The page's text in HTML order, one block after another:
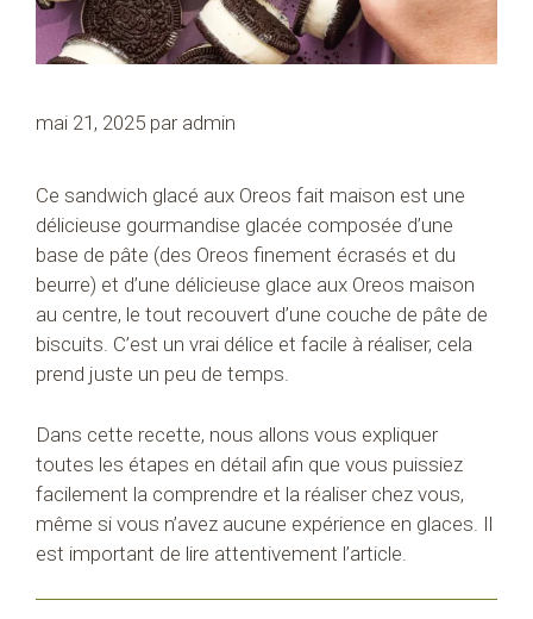
mai 21, 2025 par admin
Ce sandwich glacé aux Oreos fait maison est une
délicieuse gourmandise glacée composée d’une
base de pâte (des Oreos finement écrasés et du
beurre) et d’une délicieuse glace aux Oreos maison
au centre, le tout recouvert d’une couche de pâte de
biscuits. C’est un vrai délice et facile à réaliser, cela
prend juste un peu de temps.
Dans cette recette, nous allons vous expliquer
toutes les étapes en détail afin que vous puissiez
facilement la comprendre et la réaliser chez vous,
même si vous n’avez aucune expérience en glaces. Il
est important de lire attentivement l’article.